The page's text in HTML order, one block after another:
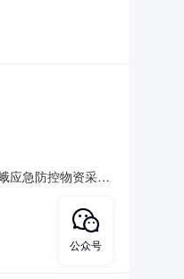
应急防控物资采购
公众号